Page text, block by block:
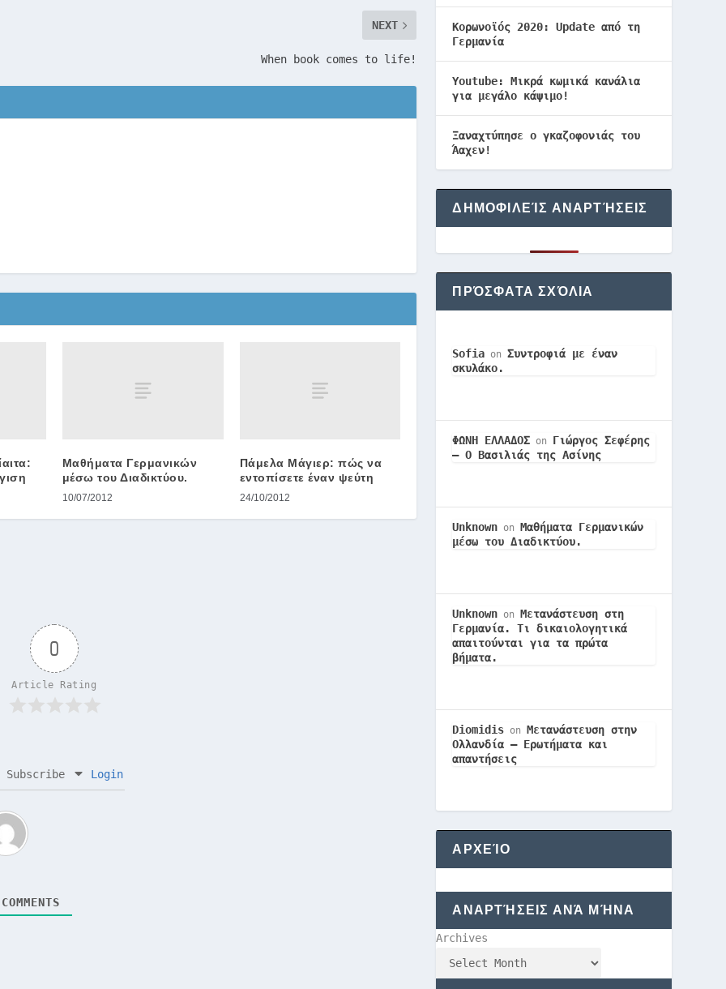
NEXT
When book comes to life!
Μαθήματα Γερμανικών
μέσω του Διαδικτύου.
10/07/2012
Πάμελα Μάγιερ: πώς να
εντοπίσετε έναν ψεύτη
24/10/2012
0
Article Rating
Subscribe Login
Κορωνοϊός 2020: Update από τη
Γερμανία
Youtube: Μικρά κωμικά κανάλια
για μεγάλο κάψιμο!
Ξαναχτύπησε ο γκαζοφονιάς του
Άαχεν!
ΔΗΜΟΦΙΛΕΊΣ ΑΝΑΡΤΉΣΕΙΣ
ΠΡΌΣΦΑΤΑ ΣΧΌΛΙΑ
Sofia onΣυντροφιά με έναν
σκυλάκο.
ΦΩΝΗ ΕΛΛΑΔΟΣ on Γιώργος Σεφέρης
– Ο Βασιλιάς της Ασίνης
Unknown on Μαθήματα Γερμανικών
μέσω του Διαδικτύου.
Unknown on Μετανάστευση στη
Γερμανία. Τι δικαιολογητικά
απαιτούνται για τα πρώτα
βήματα.
Diomidis on Μετανάστευση στην
Ολλανδία – Ερωτήματα και
απαντήσεις
ΑΡΧΕΊΟ
ΑΝΑΡΤΉΣΕΙΣ ΑΝΆ ΜΉΝΑ
Archives